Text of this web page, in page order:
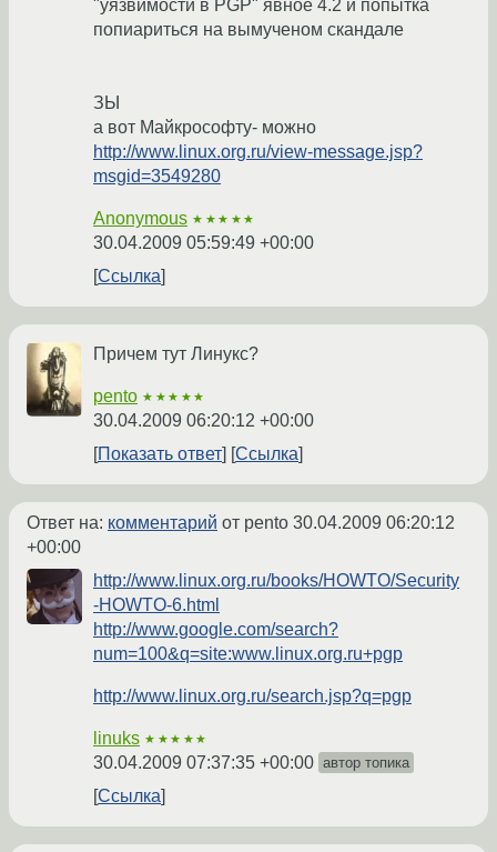
"уязвимости в PGP" явное 4.2 и попытка
попиариться на вымученом скандале
ЗЫ
а вот Майкрософту- можно
http://www.linux.org.ru/view-message.jsp?
msgid=3549280
Anonymous ★★★★★
30.04.2009 05:59:49 +00:00
Ссылка
Причем тут Линукс?
pento ★★★★★
30.04.2009 06:20:12 +00:00
Показать ответ
Ссылка
Ответ на: комментарий от pento 30.04.2009 06:20:12
+00:00
http://www.linux.org.ru/books/HOWTO/Security
-HOWTO-6.html
http://www.google.com/search?
num=100&q=site:www.linux.org.ru+pgp
http://www.linux.org.ru/search.jsp?q=pgp
linuks ★★★★★
30.04.2009 07:37:35 +00:00 автор топика
Ссылка